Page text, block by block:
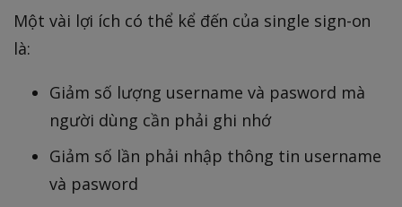
Một vài lợi ích có thể kể đến của single sign-on
là:
Giảm số lượng username và pasword mà
người dùng cần phải ghi nhớ
Giảm số lần phải nhập thông tin username
và pasword